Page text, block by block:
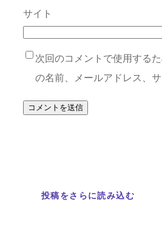
サイト
次回のコメントで使用する
の名前、メールアドレス、サ
投稿をさらに読み込む